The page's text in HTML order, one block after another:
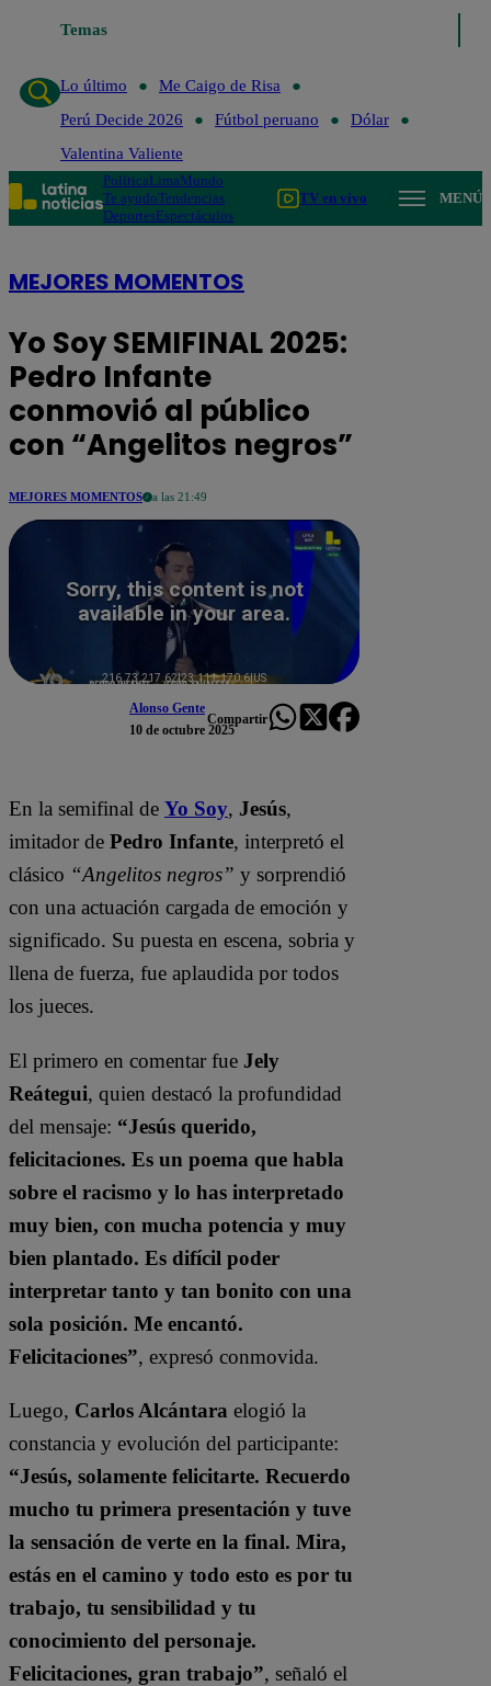
Temas
Caigo de Risa
Lo último
Me Caigo de Risa
Perú Decide 2026
Fútbol peruano
Dólar
Valentina Valiente
PolíticaLimaMundo
Te ayudoTendencias
DeportesEspectáculos
TV en vivo MENÚ
MEJORES MOMENTOS
Yo Soy SEMIFINAL 2025:
Pedro Infante
conmovió al público
con “Angelitos negros”
MEJORES MOMENTOS a las 21:49
Alonso Gente
10 de octubre 2025
Compartir
En la semifinal de Yo Soy, Jesús,
imitador de Pedro Infante, interpretó el
clásico “Angelitos negros” y sorprendió
con una actuación cargada de emoción y
significado. Su puesta en escena, sobria y
llena de fuerza, fue aplaudida por todos
los jueces.
El primero en comentar fue Jely
Reátegui, quien destacó la profundidad
del mensaje: “Jesús querido,
felicitaciones. Es un poema que habla
sobre el racismo y lo has interpretado
muy bien, con mucha potencia y muy
bien plantado. Es difícil poder
interpretar tanto y tan bonito con una
sola posición. Me encantó.
Felicitaciones”, expresó conmovida.
Luego, Carlos Alcántara elogió la
constancia y evolución del participante:
“Jesús, solamente felicitarte. Recuerdo
mucho tu primera presentación y tuve
la sensación de verte en la final. Mira,
estás en el camino y todo esto es por tu
trabajo, tu sensibilidad y tu
conocimiento del personaje.
Felicitaciones, gran trabajo”, señaló el